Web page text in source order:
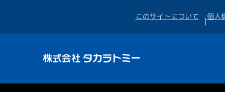
このサイトについて 個人